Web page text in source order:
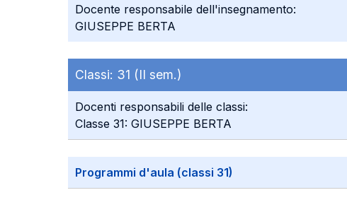
Docente responsabile dell'insegnamento:
GIUSEPPE BERTA
Classi: 31 (II sem.)
Docenti responsabili delle classi:
Classe 31: GIUSEPPE BERTA
Programmi d'aula (classi 31)